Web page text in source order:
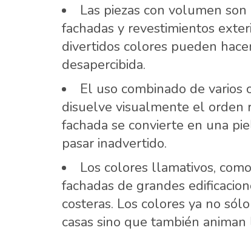
Las piezas con volumen
fachadas y revestimientos
divertidos colores pueden
desapercibida.
El uso combinado de varios
disuelve visualmente el orden
fachada se convierte en una
pasar inadvertido.
Los colores llamativos,
fachadas de grandes
costeras. Los colores ya no
casas sino que también